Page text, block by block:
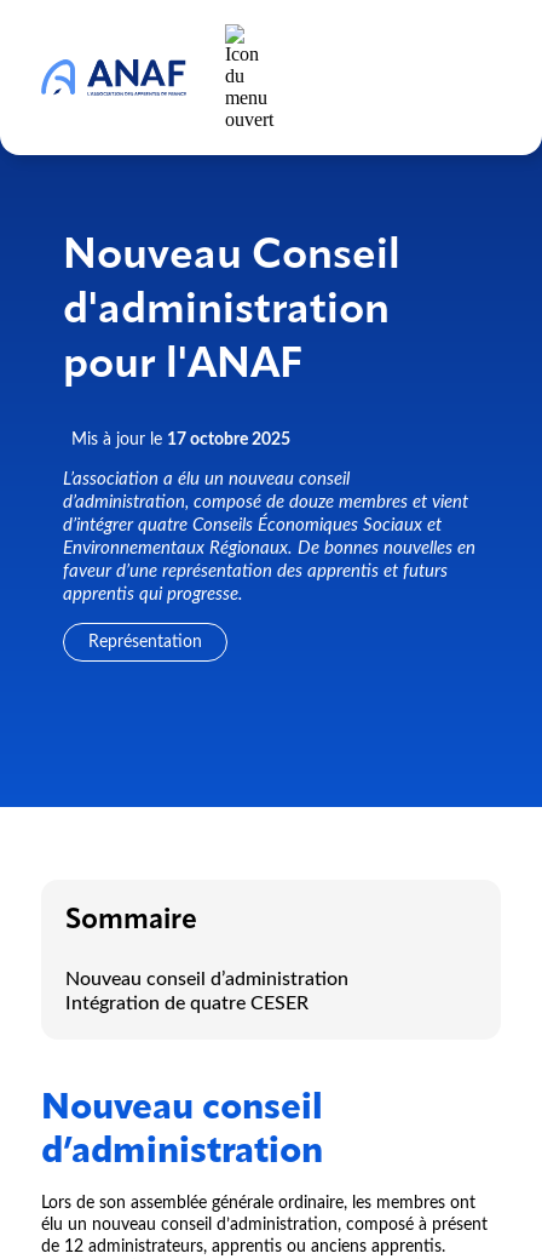
Nouveau Conseil
d'administration
pour l'ANAF
Mis à jour le 17 octobre 2025
L’association a élu un nouveau conseil
d’administration, composé de douze membres et vient
d’intégrer quatre Conseils Économiques Sociaux et
Environnementaux Régionaux. De bonnes nouvelles en
faveur d’une représentation des apprentis et futurs
apprentis qui progresse.
Représentation
Sommaire
Nouveau conseil d’administration
Intégration de quatre CESER
Nouveau conseil
d’administration
Lors de son assemblée générale ordinaire, les membres ont
élu un nouveau conseil d’administration, composé à présent
de 12 administrateurs, apprentis ou anciens apprentis.